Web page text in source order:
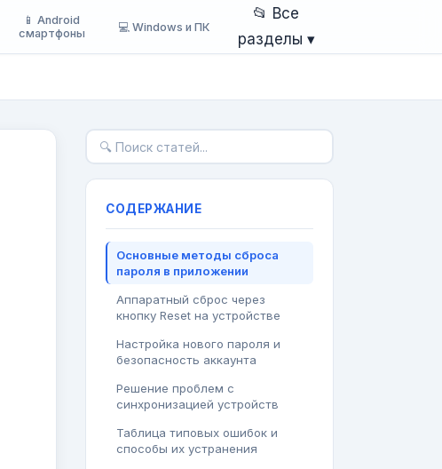
📱 Android
смартфоны
💻 Windows и ПК
📂 Все
разделы ▾
СОДЕРЖАНИЕ
Основные методы сброса
пароля в приложении
Аппаратный сброс через
кнопку Reset на устройстве
Настройка нового пароля и
безопасность аккаунта
Решение проблем с
синхронизацией устройств
Таблица типовых ошибок и
способы их устранения